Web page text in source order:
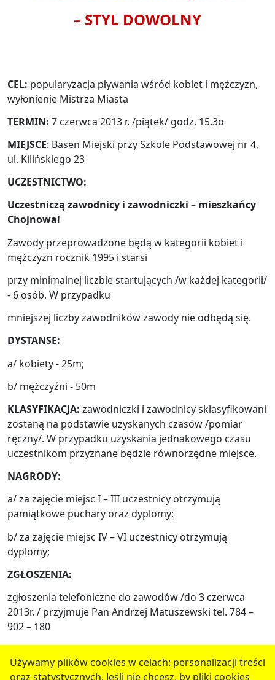
Używamy plików cookies w celach: personalizacji treści
oraz statystycznych. Jeśli nie chcesz, by pliki cookies
– STYL DOWOLNY
CEL: popularyzacja pływania wśród kobiet i mężczyzn,
wyłonienie Mistrza Miasta
TERMIN: 7 czerwca 2013 r. /piątek/ godz. 15.3o
MIEJSCE: Basen Miejski przy Szkole Podstawowej nr 4,
ul. Kilińskiego 23
UCZESTNICTWO:
Uczestniczą zawodnicy i zawodniczki – mieszkańcy
Chojnowa!
Zawody przeprowadzone będą w kategorii kobiet i
mężczyzn rocznik 1995 i starsi
przy minimalnej liczbie startujących /w każdej kategorii/
- 6 osób. W przypadku
mniejszej liczby zawodników zawody nie odbędą się.
DYSTANSE:
a/ kobiety - 25m;
b/ mężczyźni - 50m
KLASYFIKACJA: zawodniczki i zawodnicy sklasyfikowani
zostaną na podstawie uzyskanych czasów /pomiar
ręczny/. W przypadku uzyskania jednakowego czasu
uczestnikom przyznane będzie równorzędne miejsce.
NAGRODY:
a/ za zajęcie miejsc I – III uczestnicy otrzymują
pamiątkowe puchary oraz dyplomy;
b/ za zajęcie miejsc IV – VI uczestnicy otrzymują
dyplomy;
ZGŁOSZENIA:
zgłoszenia telefoniczne do zawodów /do 3 czerwca
2013r. / przyjmuje Pan Andrzej Matuszewski tel. 784 –
902 – 180